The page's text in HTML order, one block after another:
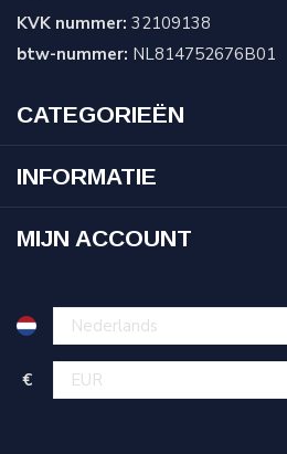
KVK nummer: 32109138
btw-nummer: NL814752676B01
CATEGORIEËN
INFORMATIE
MIJN ACCOUNT
€